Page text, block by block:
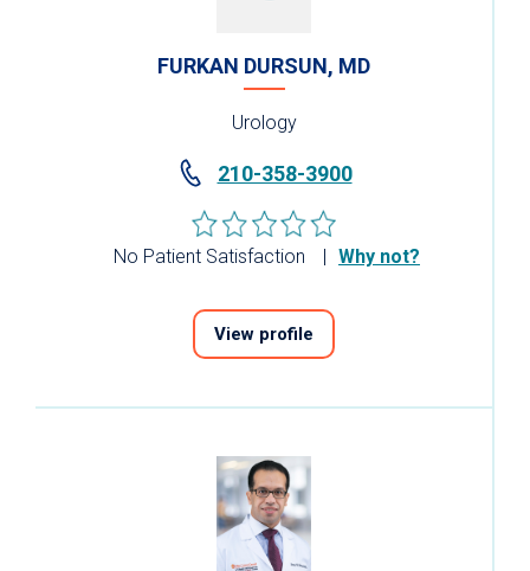
FURKAN DURSUN, MD
Urology
210-358-3900
No Patient Satisfaction Why not?
View profile